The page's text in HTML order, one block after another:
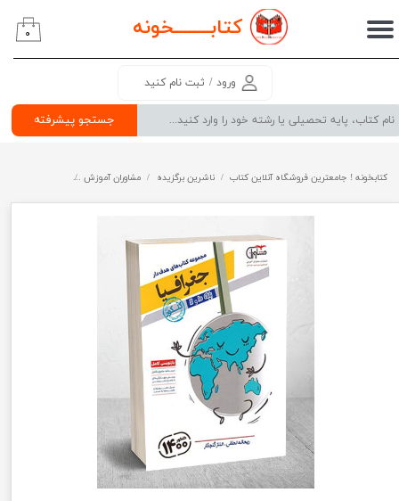
کتابــــــــخونه
جستجو پیشرفته
ورود / ثبت نام کنید
حساب کاربری من
سفارشات
۰
کتابخونه ! جامعترین فروشگاه آنلاین کتاب ناشرین برگزیده مشاوران آموزش